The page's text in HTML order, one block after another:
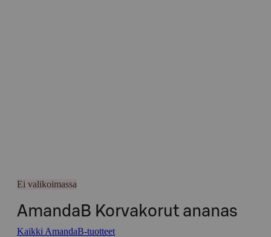
Ei valikoimassa
AmandaB Korvakorut ananas
Kaikki AmandaB-tuotteet